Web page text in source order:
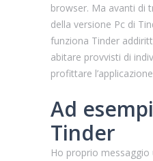
browser. Ma avanti di
della versione Pc di
funziona Tinder
abitare provvisti di
profittare
Ad
Tinder
Ho proprio